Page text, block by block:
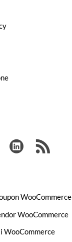
WooCommerce
WooCommerce
WooCommerce